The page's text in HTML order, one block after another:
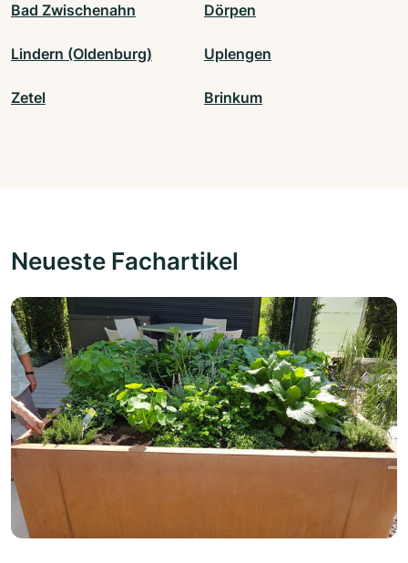
Bad Zwischenahn Dörpen
Lindern (Oldenburg) Uplengen
Zetel Brinkum
Neueste Fachartikel